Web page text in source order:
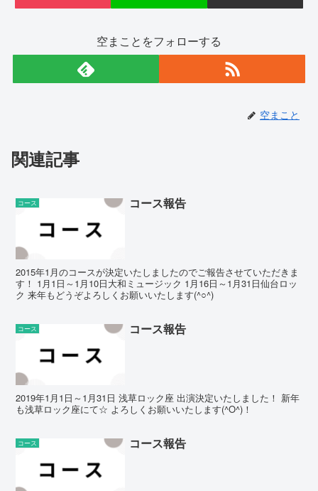
空まことをフォローする
空まこと
関連記事
コース コース報告
2015年1月のコースが決定いたしましたのでご報告させていただきま
す！ 1月1日～1月10日大和ミュージック 1月16日～1月31日仙台ロッ
ク 来年もどうぞよろしくお願いいたします(^○^)
コース コース報告
2019年1月1日～1月31日 浅草ロック座 出演決定いたしました！ 新年
も浅草ロック座にて☆ よろしくお願いいたします(^O^)！
コース コース報告